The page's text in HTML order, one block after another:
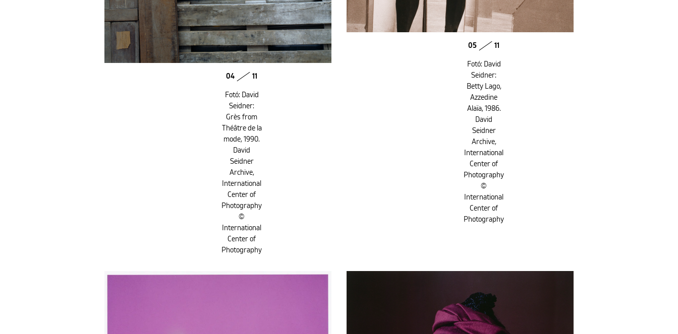
04 11
Fotó: David
Seidner:
Grès from
Théâtre de la
mode, 1990.
David
Seidner
Archive,
International
Center of
Photography
©
International
Center of
Photography
05 11
Fotó: David
Seidner:
Betty Lago,
Azzedine
Alaïa, 1986.
David
Seidner
Archive,
International
Center of
Photography
©
International
Center of
Photography